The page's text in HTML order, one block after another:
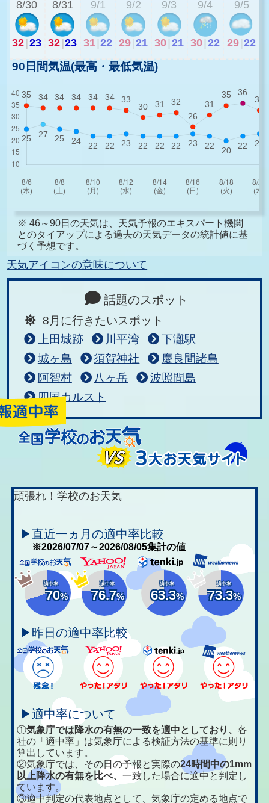
8/30
32|23
8/31
32|23
9/1
31 22
9/2
29 21
9/3
30 21
9/4
30 22
9/5
29 22
90日間気温(最高・最低気温)
※ 46～90日の天気は、天気予報のエキスパート機関
とのタイアップによる過去の天気データの統計値に基
づく予想です。
天気アイコンの意味について
話題のスポット
8月に行きたいスポット
上田城跡
川平湾
下灘駅
城ヶ島
須賀神社
慶良間諸島
阿智村
八ヶ岳
波照間島
四国カルスト
頑張れ！学校のお天気
▶直近一ヵ月の適中率比較
※2026/07/07～2026/08/05集計の値
適中率
70%
適中率
76.7%
適中率
63.3%
適中率
73.3%
▶昨日の適中率比較
▶適中率について
①気象庁では降水の有無の一致を適中としており、各
社の「適中率」は気象庁による検証方法の基準に則り
算出しています。
②気象庁では、その日の予報と実際の24時間中の1mm
以上降水の有無を比べ、一致した場合に適中と判定し
ています。
③適中判定の代表地点として、気象庁の定める地点で